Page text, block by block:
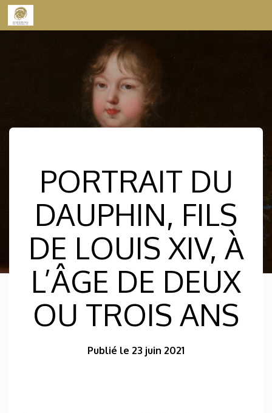
Skip to content
PORTRAIT DU
DAUPHIN, FILS
DE LOUIS XIV, À
L’ÂGE DE DEUX
OU TROIS ANS
Publié le 23 juin 2021